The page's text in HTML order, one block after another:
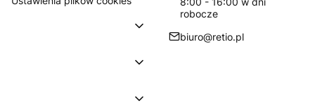
robocze
biuro@retio.pl